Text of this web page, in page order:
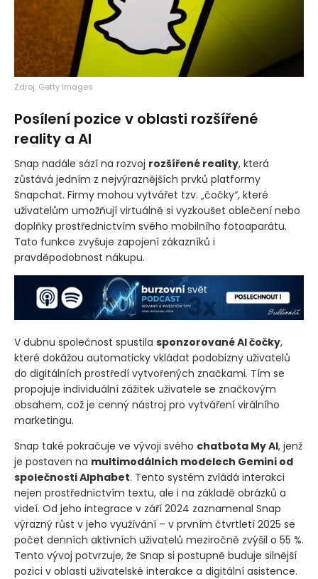
Zdroj: Getty Images
Posílení pozice v oblasti rozšířené
reality a AI
Snap nadále sází na rozvoj rozšířené reality, která
zůstává jedním z nejvýraznějších prvků platformy
Snapchat. Firmy mohou vytvářet tzv. „čočky“, které
uživatelům umožňují virtuálně si vyzkoušet oblečení nebo
doplňky prostřednictvím svého mobilního fotoaparátu.
Tato funkce zvyšuje zapojení zákazníků i
pravděpodobnost nákupu.
V dubnu společnost spustila sponzorované AI čočky,
které dokážou automaticky vkládat podobizny uživatelů
do digitálních prostředí vytvořených značkami. Tím se
propojuje individuální zážitek uživatele se značkovým
obsahem, což je cenný nástroj pro vytváření virálního
marketingu.
Snap také pokračuje ve vývoji svého chatbota My AI, jenž
je postaven na multimodálních modelech Gemini od
společnosti Alphabet. Tento systém zvládá interakci
nejen prostřednictvím textu, ale i na základě obrázků a
videí. Od jeho integrace v září 2024 zaznamenal Snap
výrazný růst v jeho využívání – v prvním čtvrtletí 2025 se
počet denních aktivních uživatelů meziročně zvýšil o 55 %.
Tento vývoj potvrzuje, že Snap si postupně buduje silnější
pozici v oblasti uživatelské interakce a digitální asistence.